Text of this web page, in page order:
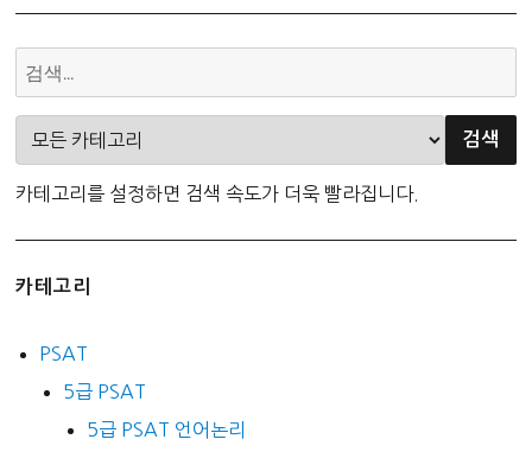
카테고리를 설정하면 검색 속도가 더욱 빨라집니다.
카테고리
PSAT
5급 PSAT
5급 PSAT 언어논리